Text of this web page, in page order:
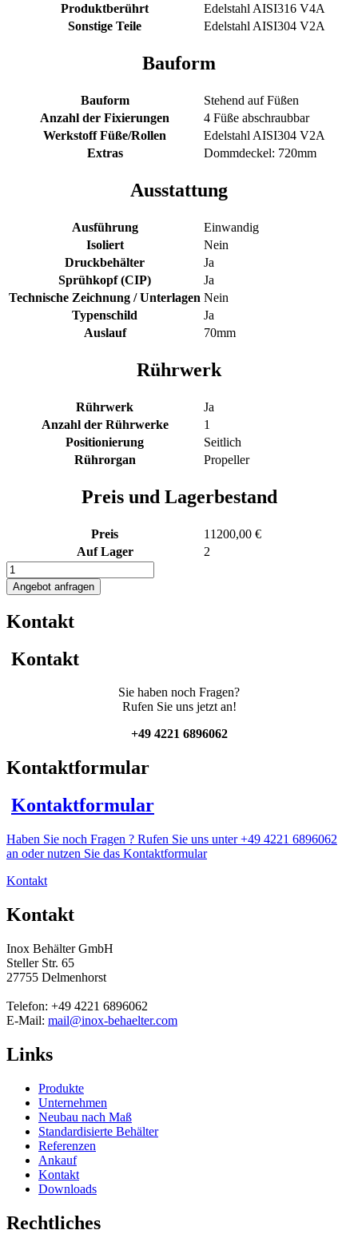
Produktberührt
Edelstahl AISI316 V4A
Sonstige Teile
Edelstahl AISI304 V2A
Bauform
Bauform
Stehend auf Füßen
Anzahl der Fixierungen
4 Füße abschraubbar
Werkstoff Füße/Rollen
Edelstahl AISI304 V2A
Extras
Dommdeckel: 720mm
Ausstattung
Ausführung
Einwandig
Isoliert
Nein
Druckbehälter
Ja
Sprühkopf (CIP)
Ja
Technische Zeichnung / Unterlagen Nein
Typenschild
Ja
Auslauf
70mm
Rührwerk
Rührwerk
Ja
Anzahl der Rührwerke
1
Positionierung
Seitlich
Rührorgan
Propeller
Preis und Lagerbestand
Preis
11200,00 €
Auf Lager
2
5700L
Druckbehälter
mit
Menge
Angebot anfragen
Kontakt
Kontakt
Sie haben noch Fragen?
Rufen Sie uns jetzt an!
+49 4221 6896062
Kontaktformular
Kontaktformular
Haben Sie noch Fragen ? Rufen Sie uns unter +49 4221 6896062
an oder nutzen Sie das Kontaktformular
Kontakt
Kontakt
Inox Behälter GmbH
Steller Str. 65
27755 Delmenhorst
Telefon: +49 4221 6896062
E-Mail: mail@inox-behaelter.com
Links
Produkte
Unternehmen
Neubau nach Maß
Standardisierte Behälter
Referenzen
Ankauf
Kontakt
Downloads
Rechtliches